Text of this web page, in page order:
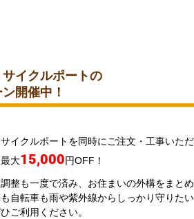
イクルポートの
開催中！
イクルポートを同時にご注文・工事いただ
大15,000円OFF！
整も一度で済み、お住まいの外構をまとめ
自転車も雨や紫外線からしっかり守りたい
ご利用ください。